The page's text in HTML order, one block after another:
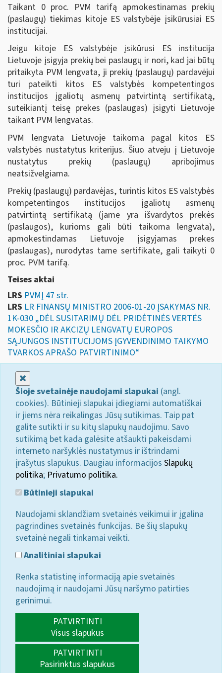
Taikant 0 proc. PVM tarifą apmokestinamas prekių
(paslaugų) tiekimas kitoje ES valstybėje įsikūrusiai ES
institucijai.
Jeigu kitoje ES valstybėje įsikūrusi ES institucija
Lietuvoje įsigyja prekių bei paslaugų ir nori, kad jai būtų
pritaikyta PVM lengvata, ji prekių (paslaugų) pardavėjui
turi pateikti kitos ES valstybės kompetentingos
institucijos įgaliotų asmenų patvirtintą sertifikatą,
suteikiantį teisę prekes (paslaugas) įsigyti Lietuvoje
taikant PVM lengvatas.
PVM lengvata Lietuvoje taikoma pagal kitos ES
valstybės nustatytus kriterijus. Šiuo atveju į Lietuvoje
nustatytus prekių (paslaugų) apribojimus
neatsižvelgiama.
Prekių (paslaugų) pardavėjas, turintis kitos ES valstybės
kompetentingos institucijos įgaliotų asmenų
patvirtintą sertifikatą (jame yra išvardytos prekės
(paslaugos), kurioms gali būti taikoma lengvata),
apmokestindamas Lietuvoje įsigyjamas prekes
(paslaugas), nurodytas tame sertifikate, gali taikyti 0
proc. PVM tarifą.
Teises aktai
LRS PVMĮ 47 str.
LRS LR FINANSŲ MINISTRO 2006-01-20 ĮSAKYMAS NR.
1K-030 „DĖL SUSITARIMŲ DĖL PRIDĖTINĖS VERTĖS
MOKESČIO IR AKCIZŲ LENGVATŲ EUROPOS
SĄJUNGOS INSTITUCIJOMS ĮGYVENDINIMO TAIKYMO
TVARKOS APRAŠO PATVIRTINIMO“
Šioje svetainėje naudojami slapukai (angl.
cookies). Būtinieji slapukai įdiegiami automatiškai
ir jiems nėra reikalingas Jūsų sutikimas. Taip pat
galite sutikti ir su kitų slapukų naudojimu. Savo
sutikimą bet kada galėsite atšaukti pakeisdami
interneto naršyklės nustatymus ir ištrindami
įrašytus slapukus. Daugiau informacijos Slapukų
politika; Privatumo politika.
Būtinieji slapukai
Naudojami sklandžiam svetainės veikimui ir įgalina
pagrindines svetainės funkcijas. Be šių slapukų
svetainė negali tinkamai veikti.
Analitiniai slapukai
Renka statistinę informaciją apie svetainės
naudojimą ir naudojami Jūsų naršymo patirties
gerinimui.
PATVIRTINTI
Visus slapukus
PATVIRTINTI
Pasirinktus slapukus